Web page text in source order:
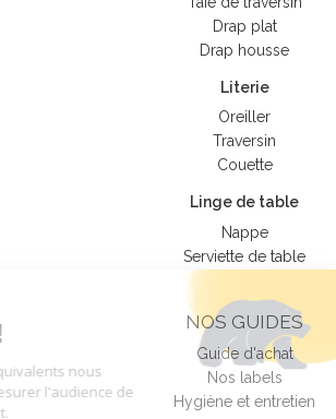
Nos cookies et équivalents nous
permettent de mesurer l'audience de
Drap plat
Drap housse
Literie
Oreiller
Traversin
Couette
Linge de table
Nappe
Serviette de table
NOS GUIDES
Guide d'achat
Nos labels
Hygiène et entretien